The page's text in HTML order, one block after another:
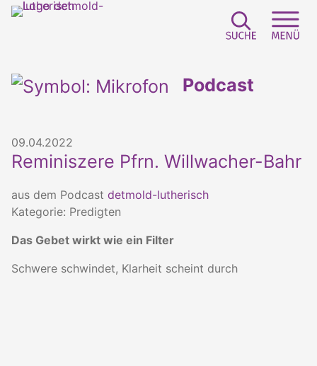
Podcast
09.04.2022
Reminiszere Pfrn. Willwacher-Bahr
aus dem Podcast detmold-lutherisch
Kategorie: Predigten
Das Gebet wirkt wie ein Filter
Schwere schwindet, Klarheit scheint durch